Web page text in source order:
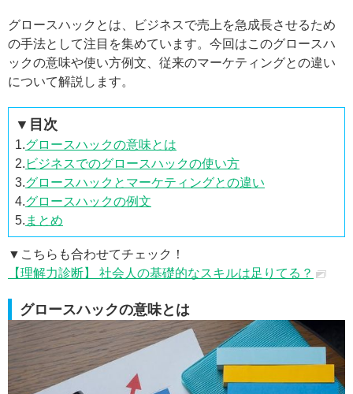
グロースハックとは、ビジネスで売上を急成長させるため
の手法として注目を集めています。今回はこのグロースハ
ックの意味や使い方例文、従来のマーケティングとの違い
について解説します。
▼目次
1.グロースハックの意味とは
2. ビジネスでのグロースハックの使い方
3.グロースハックとマーケティングとの違い
4.グロースハックの例文
5. まとめ
▼こちらも合わせてチェック！
【理解力診断】 社会人の基礎的なスキルは足りてる？
グロースハックの意味とは